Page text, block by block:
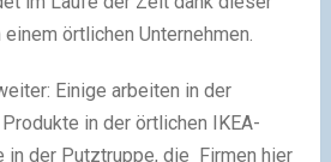
örtlichen Unternehmen.
Einige arbeiten in der
in der örtlichen IKEA-
in der Putztruppe, die Firmen hier